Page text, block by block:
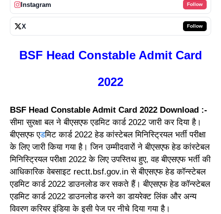
Instagram Follow
X Follow
BSF Head Constable Admit Card
2022
BSF Head Constable Admit Card 2022 Download :-
सीमा सुरक्षा बल ने बीएसएफ एडमिट कार्ड 2022 जारी कर दिया है।
बीएसएफ एडमिट कार्ड 2022 हेड कांस्टेबल मिनिस्ट्रियल भर्ती परीक्षा
के लिए जारी किया गया है। जिन उम्मीदवारों ने बीएसएफ हेड कांस्टेबल
मिनिस्ट्रियल परीक्षा 2022 के लिए उपस्तिथ हुए, वह बीएसएफ भर्ती की
आधिकारिक वेबसाइट rectt.bsf.gov.in से बीएसएफ हेड कॉन्स्टेबल
एडमिट कार्ड 2022 डाउनलोड कर सकते हैं। बीएसएफ हेड कॉन्स्टेबल
एडमिट कार्ड 2022 डाउनलोड करने का डायरेक्ट लिंक और अन्य
विवरण करियर इंडिया के इसी पेज पर नीचे दिया गया है।